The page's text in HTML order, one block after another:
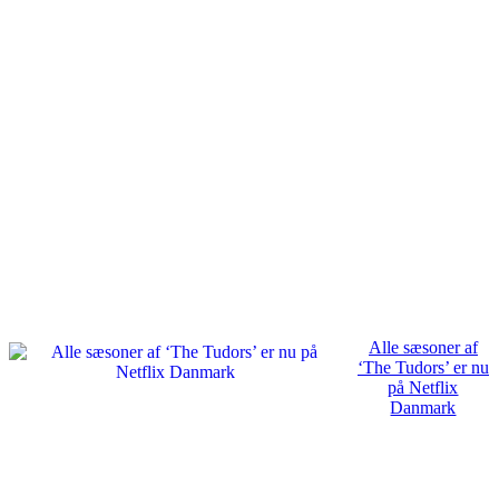
Alle sæsoner af
‘The Tudors’ er nu
på Netflix
Danmark